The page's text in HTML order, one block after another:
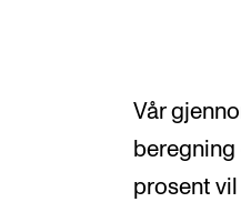
Vår
prosent